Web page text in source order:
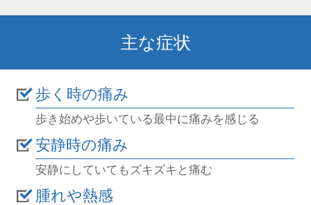
主な症状
歩く時の痛み
歩き始めや歩いている最中に痛みを感じる
安静時の痛み
安静にしていてもズキズキと痛む
腫れや熱感